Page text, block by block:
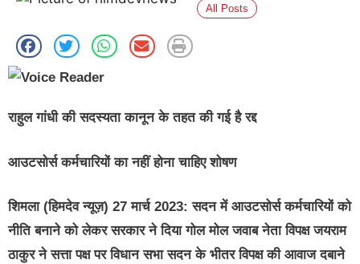
All Posts
राहुल गांधी की सदस्यता कानून के तहत की गई है रद्द
आउटसोर्स कर्मचारियों का नहीं होना चाहिए शोषण
शिमला (हिमदेव न्यूज़) 27 मार्च 2023: सदन में आउटसोर्स कर्मचारियों को
नीति बनाने को लेकर सरकार ने दिया गोल मोल जवाब नेता विपक्ष जयराम
ठाकुर ने सत्ता पक्ष पर विधान सभा सदन के भीतर विपक्ष की आवाज दबाने